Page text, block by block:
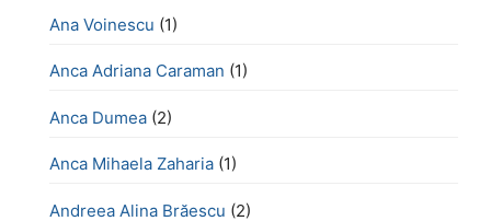
Ana Voinescu (1)
Anca Adriana Caraman (1)
Anca Dumea (2)
Anca Mihaela Zaharia (1)
Andreea Alina Brăescu (2)